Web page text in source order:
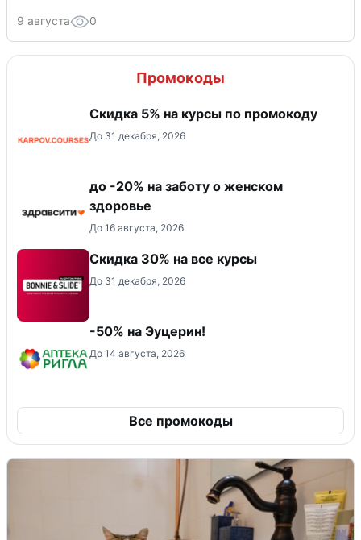
9 августа 0
Промокоды
Скидка 5% на курсы по промокоду
До 31 декабря, 2026
до -20% на заботу о женском
здоровье
До 16 августа, 2026
Скидка 30% на все курсы
До 31 декабря, 2026
-50% на Эуцерин!
До 14 августа, 2026
Все промокоды